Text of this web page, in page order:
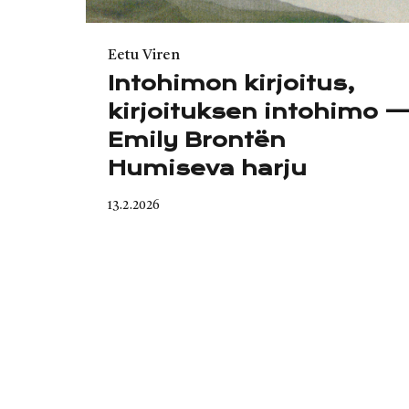
Category
Eetu Viren
Intohimon kirjoitus,
kirjoituksen intohimo
Emily Brontën
Humiseva harju
Published
13.2.2026